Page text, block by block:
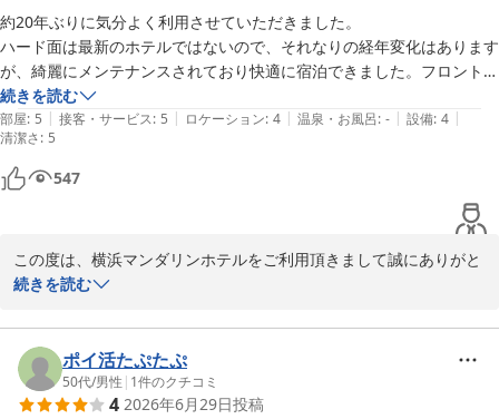
横浜マンダリンホテル
フロント
横浜マンダリンホテル
2026-07-09
約20年ぶりに気分よく利用させていただきました。
ハード面は最新のホテルではないので、それなりの経年変化はあります
が、綺麗にメンテナンスされており快適に宿泊できました。フロントの
方の対応も親切でした。また横浜で宿泊する際にはお世話になりたいと
思います。
続きを読む
部屋: 5 | 接客・サービス: 5 | ロケーション: 4 | 温泉・お風呂: - | 設備: 4 |
清潔さ: 5
547
この度は、横浜マンダリンホテルをご利用頂きまして誠にありがと
うございます。
光栄でございます。
またスタッフへの温かいお言葉大変嬉しく思います。
フロントスタッフは、お客様の快適なご滞在をお手伝いする為に24
時間体制でお客様をお迎えしております。
続きを読む
ポイ活たぷたぷ
50代/男性 | 1件のクチコミ
4 2026年6月29日投稿